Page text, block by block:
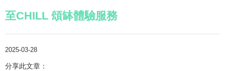
至CHILL 頌缽體驗服務
2025-03-28
分享此文章：